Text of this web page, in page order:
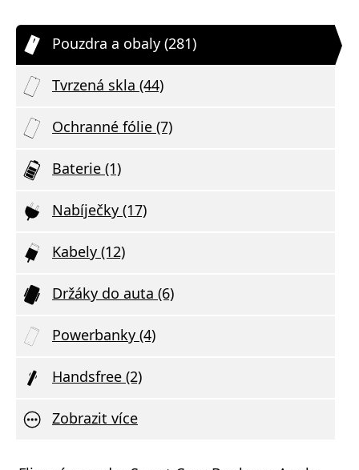
Pouzdra a obaly (281)
Tvrzená skla (44)
Ochranné fólie (7)
Baterie (1)
Nabíječky (17)
Kabely (12)
Držáky do auta (6)
Powerbanky (4)
Handsfree (2)
Zobrazit více